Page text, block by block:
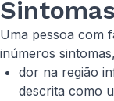
Sintomas
Uma pessoa com
inúmeros
dor na região
descrita como